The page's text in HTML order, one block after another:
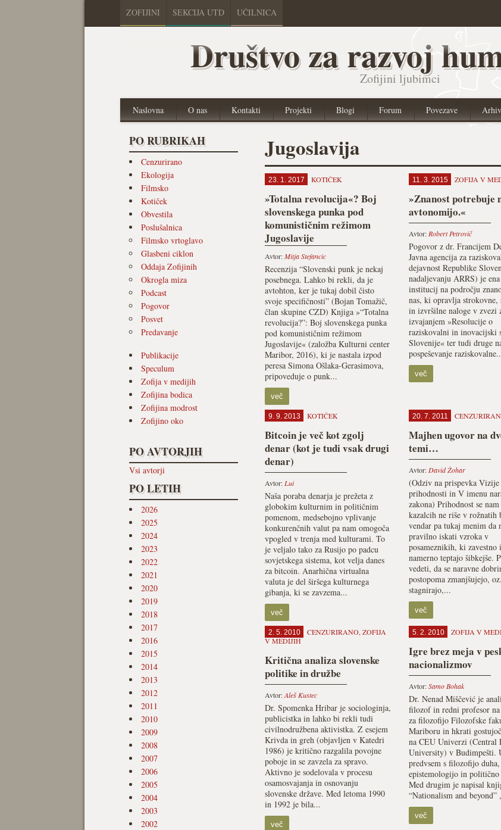
ZOFIJINI SEKCIJA UTD UČILNICA
Društvo za razvoj
Zofijini ljubimci
Naslovna O nas Kontakti Projekti Blogi Forum Povezave
PO RUBRIKAH
Cenzurirano
Ekologija
Filmsko
Kotiček
Obvestila
Poslušalnica
Filmsko vrtoglavo
Glasbeni ciklon
Oddaja Zofijinih
Okrogla miza
Podcast
Pogovor
Posvet
Predavanje
Publikacije
Speculum
Zofija v medijih
Zofijina bodica
Zofijina modrost
Zofijino oko
PO AVTORJIH
Vsi avtorji
PO LETIH
2026
2025
2024
2023
2022
2021
2020
2019
2018
2017
2016
2015
2014
2013
2012
2011
2010
2009
2008
2007
2006
2005
2004
2003
2002
Jugoslavija
23. 1. 2017 KOTIČEK
»Totalna revolucija«? Boj
slovenskega punka pod
komunističnim režimom
Jugoslavije
Avtor:Mitja Stefancic
Recenzija “Slovenski punk je nekaj
posebnega. Lahko bi rekli, da je
avtohton, ker je tukaj dobil čisto
svoje specifičnosti” (Bojan Tomažič,
član skupine CZD) Knjiga »“Totalna
revolucija?”: Boj slovenskega punka
pod komunističnim režimom
Jugoslavije« (založba Kulturni center
Maribor, 2016), ki je nastala izpod
peresa Simona Ošlaka-Gerasimova,
pripoveduje o punk...
več
11. 3. 2015 ZOFIJA V
»Znanost potrebuje
avtonomijo.«
Avtor: Robert Petrovič
Pogovor z dr. Francijem
Javna agencija za
dejavnost Republike
nadaljevanju ARRS) je
institucij na področju
nas, ki opravlja strokovne,
in izvršilne naloge v zvezi
izvajanjem »Resolucije o
raziskovalni in inovacijski
Slovenije« ter tudi druge
pospeševanje
več
9. 9. 2013 KOTIČEK
Bitcoin je več kot zgolj
denar (kot je tudi vsak drugi
denar)
Avtor: Lui
Naša poraba denarja je prežeta z
globokim kulturnim in političnim
pomenom, medsebojno vplivanje
konkurenčnih valut pa nam omogoča
vpogled v trenja med kulturami. To
je veljalo tako za Rusijo po padcu
sovjetskega sistema, kot velja danes
za bitcoin. Anarhična virtualna
valuta je del širšega kulturnega
gibanja, ki se zavzema...
več
20. 7. 2011
Majhen ugovor na
temi…
Avtor: David Žohar
(Odziv na prispevka Vizije
prihodnosti in V imenu
zakona) Prihodnost se
kazalcih ne riše v rožnatih
vendar pa tukaj menim da
pravilno iskati vzroka v
posameznikih, ki zavestno
namerno teptajo šibkejše.
vedeti, da se naravne
postopoma zmanjšujejo, oz.
stagnirajo,...
več
2. 5. 2010 CENZURIRANO, ZOFIJA
V MEDIJIH
Kritična analiza slovenske
politike in družbe
Avtor:Aleš Kustec
Dr. Spomenka Hribar je sociologinja,
publicistka in lahko bi rekli tudi
civilnodružbena aktivistka. Z esejem
Krivda in greh (objavljen v Katedri
1986) je kritično razgalila povojne
poboje in se zavzela za spravo.
Aktivno je sodelovala v procesu
osamosvajanja in osnovanju
slovenske države. Med letoma 1990
in 1992 je bila...
več
5. 2. 2010 ZOFIJA V
Igre brez meja v
nacionalizmov
Avtor:Samo Bohak
Dr. Nenad Miščević je
filozof in redni profesor
za filozofijo Filozofske
Mariboru in hkrati
na CEU Univerzi (Central
University) v Budimpešti.
predvsem s filozofijo duha,
epistemologijo in
Med drugim je napisal
“Nationalism and beyond”
več